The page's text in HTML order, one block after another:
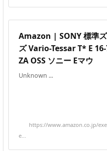
Amazon | SONY 標準
ズ Vario-Tessar T* E
ZA OSS ソニー Eマウ
Unknown ...
https://www.amazon.co.jp/
e...